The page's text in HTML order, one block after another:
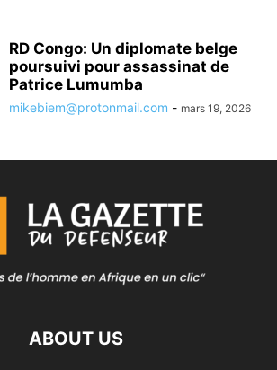
RD Congo: Un diplomate belge
poursuivi pour assassinat de
Patrice Lumumba
mikebiem@protonmail.com - mars 19, 2026
ABOUT US